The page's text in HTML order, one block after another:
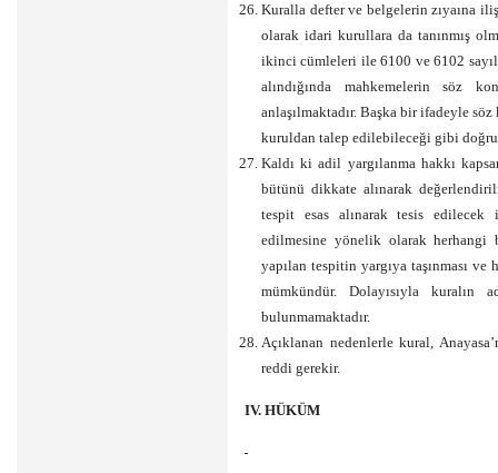
Kuralla defter ve belgelerin zıyaına
olarak idari kurullara da tanınmış
ikinci cümleleri ile 6100 ve 6102
alındığında mahkemelerin söz
anlaşılmaktadır. Başka bir ifadeyle
kuruldan talep edilebileceği gibi
Kaldı ki adil yargılanma hakkı
bütünü dikkate alınarak
tespit esas alınarak tesis edilecek
edilmesine yönelik olarak herhangi
yapılan tespitin yargıya taşınması
mümkündür. Dolayısıyla
bulunmamaktadır.
Açıklanan nedenlerle kural,
reddi gerekir.
IV. HÜKÜM